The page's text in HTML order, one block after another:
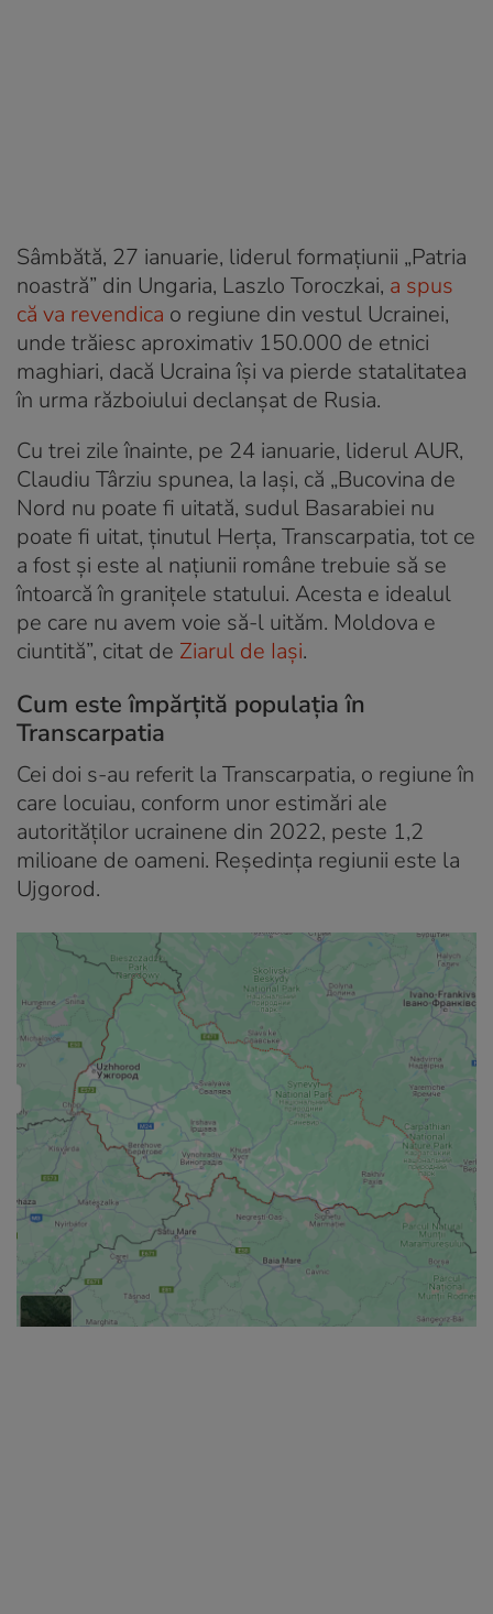
Sâmbătă, 27 ianuarie, liderul formațiunii „Patria
noastră” din Ungaria, Laszlo Toroczkai, a spus
că va revendica o regiune din vestul Ucrainei,
unde trăiesc aproximativ 150.000 de etnici
maghiari, dacă Ucraina își va pierde statalitatea
în urma războiului declanșat de Rusia.
Cu trei zile înainte, pe 24 ianuarie, liderul AUR,
Claudiu Târziu spunea, la Iași, că „Bucovina de
Nord nu poate fi uitată, sudul Basarabiei nu
poate fi uitat, ținutul Herța, Transcarpatia, tot ce
a fost și este al națiunii române trebuie să se
întoarcă în granițele statului. Acesta e idealul
pe care nu avem voie să-l uităm. Moldova e
ciuntită”, citat de Ziarul de Iași.
Cum este împărțită populația în
Transcarpatia
Cei doi s-au referit la Transcarpatia, o regiune în
care locuiau, conform unor estimări ale
autorităților ucrainene din 2022, peste 1,2
milioane de oameni. Reședința regiunii este la
Ujgorod.